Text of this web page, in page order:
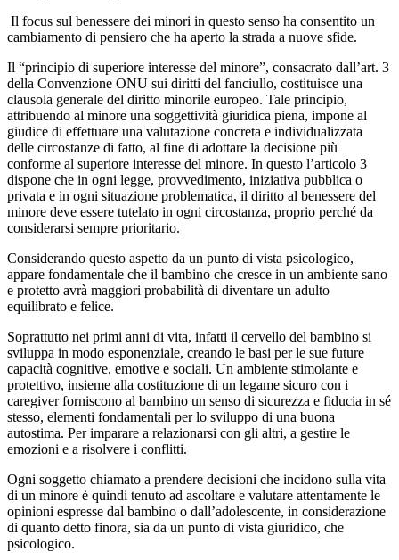
Il focus sul benessere dei minori in questo senso ha consentito un
cambiamento di pensiero che ha aperto la strada a nuove sfide.
Il “principio di superiore interesse del minore”, consacrato dall’art. 3
della Convenzione ONU sui diritti del fanciullo, costituisce una
clausola generale del diritto minorile europeo. Tale principio,
attribuendo al minore una soggettività giuridica piena, impone al
giudice di effettuare una valutazione concreta e individualizzata
delle circostanze di fatto, al fine di adottare la decisione più
conforme al superiore interesse del minore. In questo l’articolo 3
dispone che in ogni legge, provvedimento, iniziativa pubblica o
privata e in ogni situazione problematica, il diritto al benessere del
minore deve essere tutelato in ogni circostanza, proprio perché da
considerarsi sempre prioritario.
Considerando questo aspetto da un punto di vista psicologico,
appare fondamentale che il bambino che cresce in un ambiente sano
e protetto avrà maggiori probabilità di diventare un adulto
equilibrato e felice.
Soprattutto nei primi anni di vita, infatti il cervello del bambino si
sviluppa in modo esponenziale, creando le basi per le sue future
capacità cognitive, emotive e sociali. Un ambiente stimolante e
protettivo, insieme alla costituzione di un legame sicuro con i
caregiver forniscono al bambino un senso di sicurezza e fiducia in sé
stesso, elementi fondamentali per lo sviluppo di una buona
autostima. Per imparare a relazionarsi con gli altri, a gestire le
emozioni e a risolvere i conflitti.
Ogni soggetto chiamato a prendere decisioni che incidono sulla vita
di un minore è quindi tenuto ad ascoltare e valutare attentamente le
opinioni espresse dal bambino o dall’adolescente, in considerazione
di quanto detto finora, sia da un punto di vista giuridico, che
psicologico.